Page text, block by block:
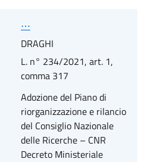
⋯
DRAGHI
L. n° 234/2021, art. 1,
comma 317
Adozione del Piano di
riorganizzazione e rilancio
del Consiglio Nazionale
delle Ricerche – CNR
Decreto Ministeriale